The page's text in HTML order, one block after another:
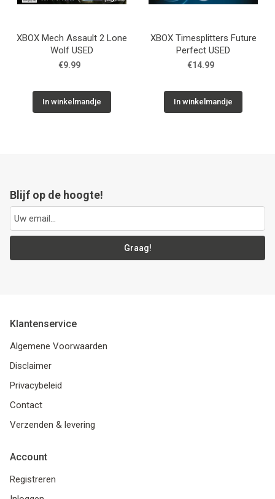
XBOX Mech Assault 2 Lone
Wolf USED
€9.99
In winkelmandje
XBOX Timesplitters Future
Perfect USED
€14.99
In winkelmandje
Blijf op de hoogte!
Graag!
Klantenservice
Algemene Voorwaarden
Disclaimer
Privacybeleid
Contact
Verzenden & levering
Account
Registreren